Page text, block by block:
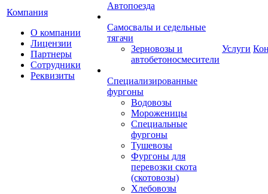
Компания
О компании
Лицензии
Партнеры
Сотрудники
Реквизиты
Автопоезда
Самосвалы и седельные
тягачи
Зерновозы и
автобетоносмесители
Специализированные
фургоны
Водовозы
Мороженицы
Специальные
фургоны
Тушевозы
Фургоны для
перевозки скота
(скотовозы)
Хлебовозы
Услуги